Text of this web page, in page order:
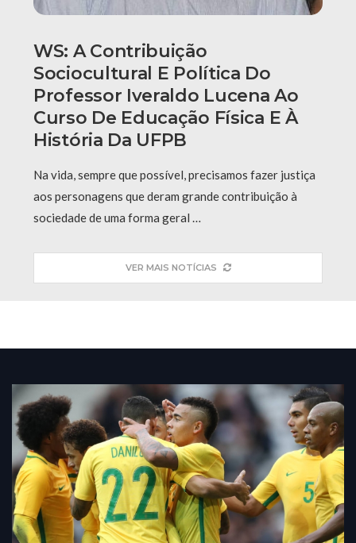
WS: A Contribuição
Sociocultural E Política Do
Professor Iveraldo Lucena Ao
Curso De Educação Física E À
História Da UFPB
Na vida, sempre que possível, precisamos fazer justiça
aos personagens que deram grande contribuição à
sociedade de uma forma geral …
VER MAIS NOTÍCIAS